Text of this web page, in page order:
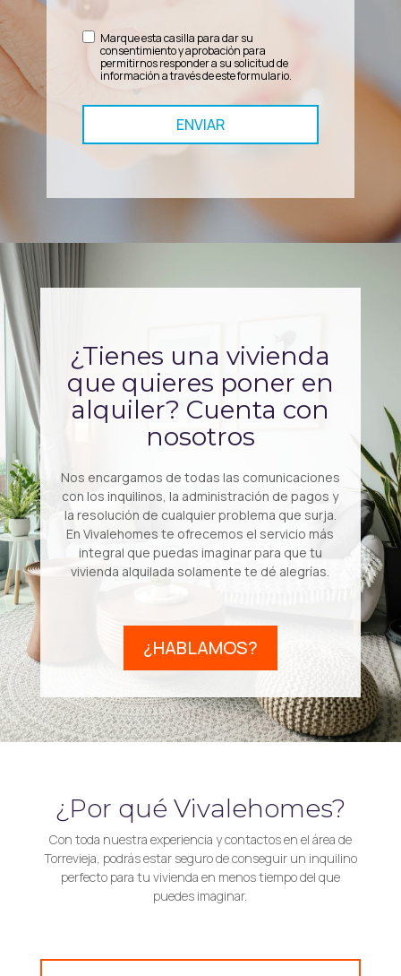
Marque esta casilla para dar su
consentimiento y aprobación para
permitirnos responder a su solicitud de
información a través de este formulario.
ENVIAR
¿Tienes una vivienda
que quieres poner en
alquiler? Cuenta con
nosotros
Nos encargamos de todas las comunicaciones
con los inquilinos, la administración de pagos y
la resolución de cualquier problema que surja.
En Vivalehomes te ofrecemos el servicio más
integral que puedas imaginar para que tu
vivienda alquilada solamente te dé alegrías.
¿HABLAMOS?
¿Por qué Vivalehomes?
Con toda nuestra experiencia y contactos en el área de
Torrevieja, podrás estar seguro de conseguir un inquilino
perfecto para tu vivienda en menos tiempo del que
puedes imaginar.